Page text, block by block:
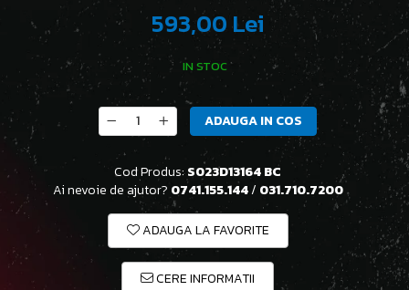
593,00 Lei
IN STOC
ADAUGA IN COS
Cod Produs:S023D13164 BC
Ai nevoie de ajutor? 0741.155.144/ 031.710.7200
ADAUGA LA FAVORITE
CERE INFORMATII